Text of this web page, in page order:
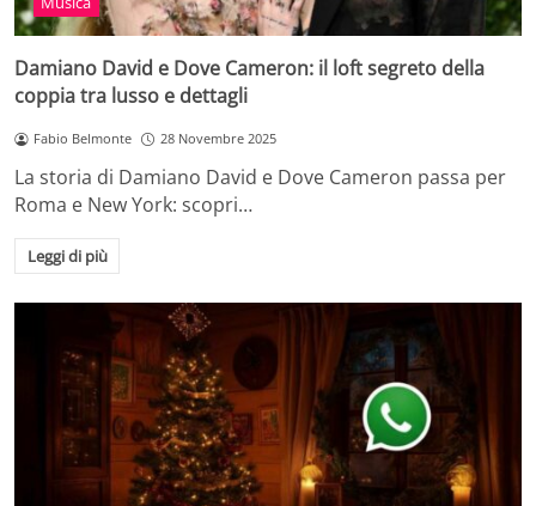
Damiano David e Dove Cameron: il loft segreto della
coppia tra lusso e dettagli
Fabio Belmonte 28 Novembre 2025
La storia di Damiano David e Dove Cameron passa per
Roma e New York: scopri…
Leggi di più